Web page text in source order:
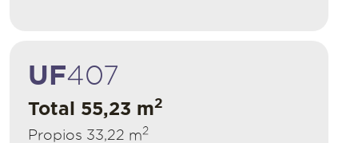
UF407
Total 55,23 m2
Propios 33,22 m2